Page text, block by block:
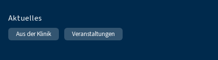
Fußnavigation
Aktuelles
Aus der Klinik Veranstaltungen